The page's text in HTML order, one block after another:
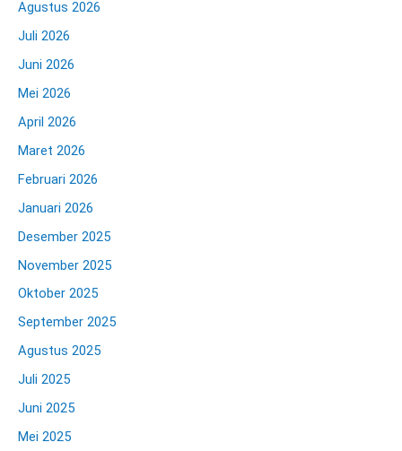
Agustus 2026
Juli 2026
Juni 2026
Mei 2026
April 2026
Maret 2026
Februari 2026
Januari 2026
Desember 2025
November 2025
Oktober 2025
September 2025
Agustus 2025
Juli 2025
Juni 2025
Mei 2025